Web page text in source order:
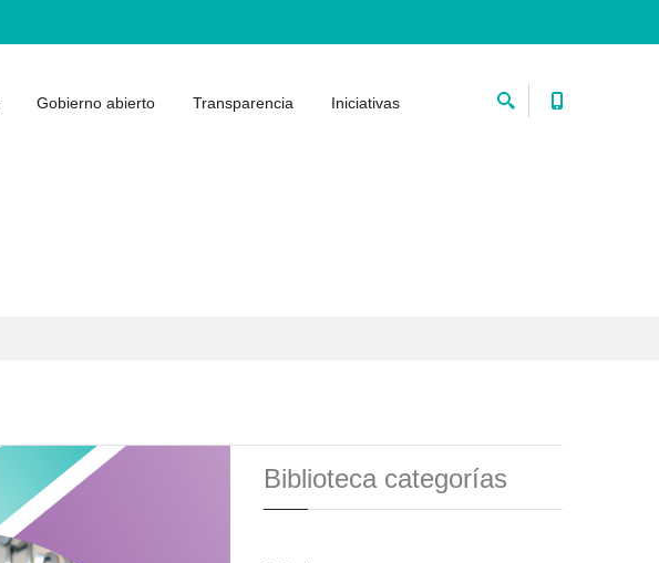
Gobierno abierto Transparencia Iniciativas
Biblioteca categorías